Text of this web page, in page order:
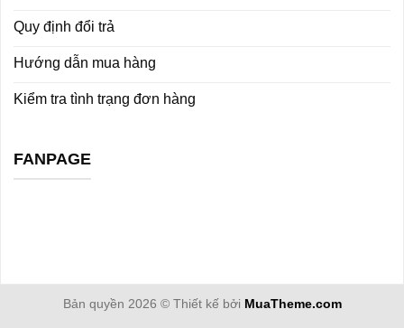
Quy định đổi trả
Hướng dẫn mua hàng
Kiểm tra tình trạng đơn hàng
FANPAGE
Bản quyền 2026 © Thiết kế bởi MuaTheme.com